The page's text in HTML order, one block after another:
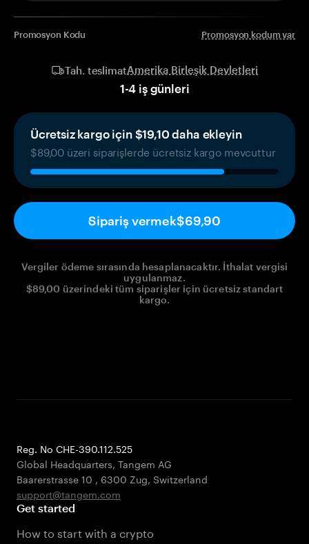
Promosyon Kodu Promosyon kodum var
Tah. teslimatAmerika Birleşik Devletleri
1-4 iş günleri
Ücretsiz kargo için $19,10 daha ekleyin
$89,00 üzeri siparişlerde ücretsiz kargo mevcuttur
Sipariş vermek$69,90
Vergiler ödeme sırasında hesaplanacaktır. İthalat vergisi
uygulanmaz.
$89,00 üzerindeki tüm siparişler için ücretsiz standart
kargo.
Reg. No CHE-390.112.525
Global Headquarters, Tangem AG
Baarerstrasse 10 , 6300 Zug, Switzerland
support@tangem.com
Get started
How to start with a crypto